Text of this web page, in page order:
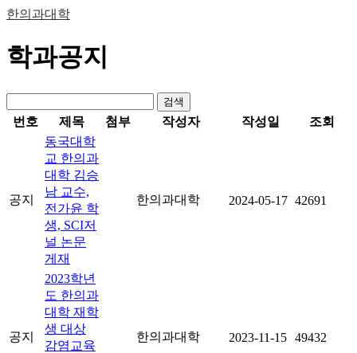
한의과대학
학과공지
검색
번호 제목 첨부 작성자 작성일 조회
공지
동국대학
교 한의과
대학 김승
남 교수,
전가윤 학
생, SCI저
널 논문
게재
한의과대학 2024-05-17 42691
공지
2023학년
도 한의과
대학 재학
생 대상
감염교육
한의과대학 2023-11-15 49432